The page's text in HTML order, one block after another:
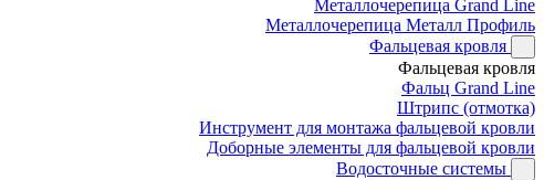
Металлочерепица Grand Line
Металлочерепица Металл Профиль
Фальцевая кровля
Фальцевая кровля
Фальц Grand Line
Штрипс (отмотка)
Инструмент для монтажа фальцевой кровли
Доборные элементы для фальцевой кровли
Водосточные системы